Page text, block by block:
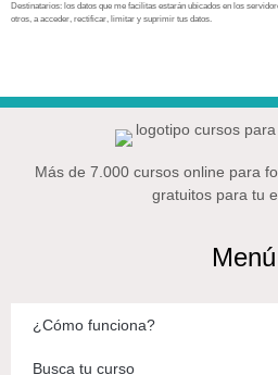
Destinatarios: los datos que me facilitas estarán ubicados en los
otros, a acceder, rectificar, limitar y suprimir tus datos.
Más de 7.000 cursos online para
gratuitos para tu
Menú
¿Cómo funciona?
Busca tu curso